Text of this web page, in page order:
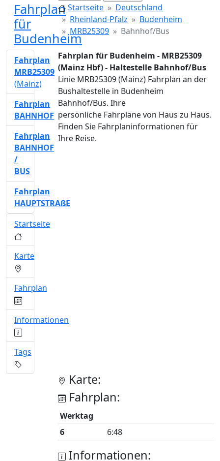
Fahrplan
für
Budenheim
Startseite
Deutschland
Rheinland-Pfalz
Budenheim
MRB25309
Bahnhof/Bus
Fahrplan für Budenheim - MRB25309
(Mainz Hbf) - Haltestelle Bahnhof/Bus
Linie MRB25309 (Mainz) Fahrplan an der
Bushaltestelle in Budenheim
Bahnhof/Bus. Ihre
persönliche Fahrpläne von Haus zu Haus.
Finden Sie Fahrplaninformationen für
Ihre Reise.
Karte:
Fahrplan:
Werktag
6
6:48
Informationen:
Fahrplan
MRB25309
(Mainz)
Fahrplan
BAHNHOF
Fahrplan
BAHNHOF
/
BUS
Fahrplan
HAUPTSTRAßE
Startseite
Karte
Fahrplan
Informationen
Tags